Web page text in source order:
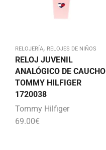
RELOJERÍA, RELOJES DE NIÑOS
RELOJ JUVENIL
ANALÓGICO DE CAUCHO
TOMMY HILFIGER
1720038
Tommy Hilfiger
69.00€